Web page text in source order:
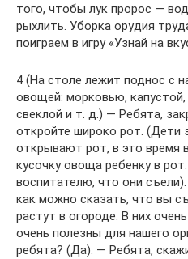
того, чтобы лук пророс —
рыхлить. Уборка орудия
поиграем в игру «Узнай на
4 (На столе лежит поднос с
овощей: морковью,
свеклой и т. д.) — Ребята,
откройте широко рот. (Дети
открывают рот, в это время
кусочку овоща ребенку в
воспитателю, что они
как можно сказать, что вы
растут в огороде. В них
очень полезны для нашего
ребята? (Да). — Ребята,